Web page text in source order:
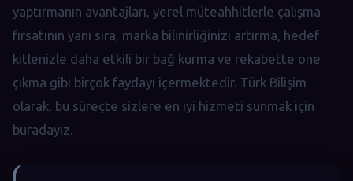
yaptırmanın avantajları, yerel müteahhitlerle çalışma
fırsatının yanı sıra, marka bilinirliğinizi artırma, hedef
kitlenizle daha etkili bir bağ kurma ve rekabette öne
çıkma gibi birçok faydayı içermektedir. Türk Bilişim
olarak, bu süreçte sizlere en iyi hizmeti sunmak için
buradayız.